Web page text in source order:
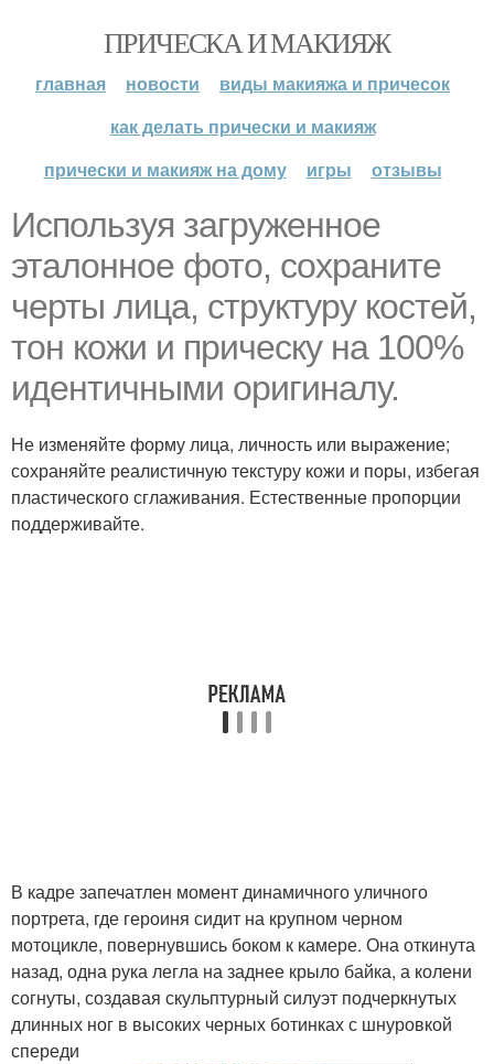
ПРИЧЕСКА И МАКИЯЖ
главная новости
виды макияжа и причесок
как делать прически и макияж
прически и макияж на дому
игры отзывы
Используя загруженное
эталонное фото, сохраните
черты лица, структуру костей,
тон кожи и прическу на 100%
идентичными оригиналу.
Не изменяйте форму лица, личность или выражение;
сохраняйте реалистичную текстуру кожи и поры, избегая
пластического сглаживания. Естественные пропорции
поддерживайте.
В кадре запечатлен момент динамичного уличного
портрета, где героиня сидит на крупном черном
мотоцикле, повернувшись боком к камере. Она откинута
назад, одна рука легла на заднее крыло байка, а колени
согнуты, создавая скульптурный силуэт подчеркнутых
длинных ног в высоких черных ботинках с шнуровкой
спереди